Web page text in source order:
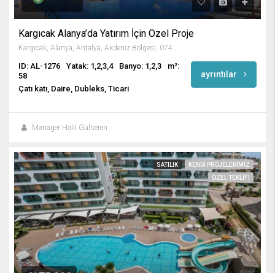
Kargıcak Alanya’da Yatırım İçin Özel Proje
Kargıcak, Alanya, Antalya, Akdeniz Bölgesi, 07435, Türkiye
ID: AL-1276 Yatak: 1,2,3,4 Banyo: 1,2,3
m²:
58
Çatı katı, Daire, Dubleks, Ticari
ayrıntılar
Manager Halil Gülseren
SATILIK
KENDI PROJELERIMIZ
ÖZEL TEKLIF!